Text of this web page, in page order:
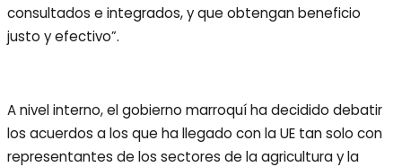
consultados e integrados, y que obtengan beneficio
justo y efectivo”.
A nivel interno, el gobierno marroquí ha decidido debatir
los acuerdos a los que ha llegado con la UE tan solo con
representantes de los sectores de la agricultura y la